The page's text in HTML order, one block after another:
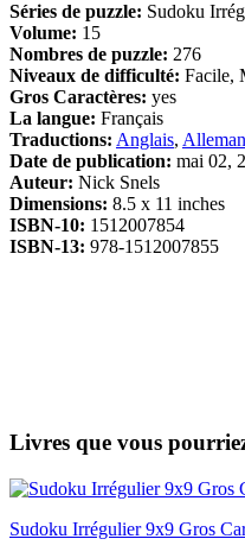
Séries de puzzle: Sudoku
Volume: 15
Nombres de puzzle: 276
Niveaux de difficulté: Facile,
Gros Caractères: yes
La langue: Français
Traductions: Anglais,
Date de publication: mai 02,
Auteur: Nick Snels
Dimensions: 8.5 x 11 inches
ISBN-10: 1512007854
ISBN-13: 978-1512007855
Livres que vous
Sudoku Irrégulier 9x9 Gros